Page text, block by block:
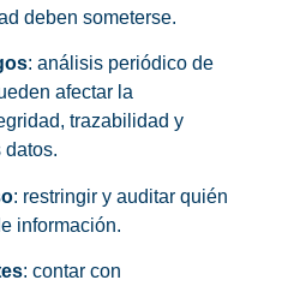
deben someterse.
: análisis periódico de
afectar la
trazabilidad y
: restringir y auditar quién
información.
: contar con